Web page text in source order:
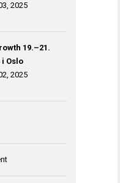
2025
19.–21.
i Oslo
2025